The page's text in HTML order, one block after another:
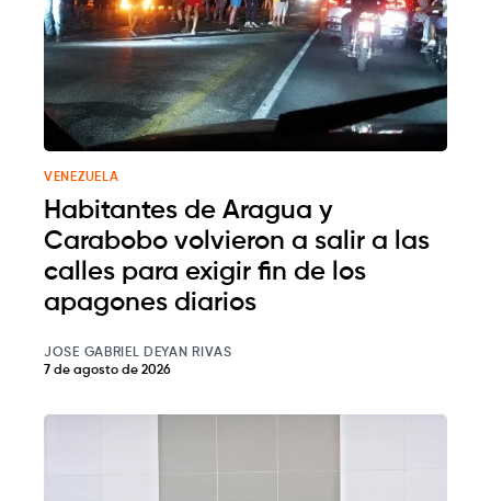
VENEZUELA
Habitantes de Aragua y
Carabobo volvieron a salir a las
calles para exigir fin de los
apagones diarios
JOSE GABRIEL DEYAN RIVAS
7 de agosto de 2026